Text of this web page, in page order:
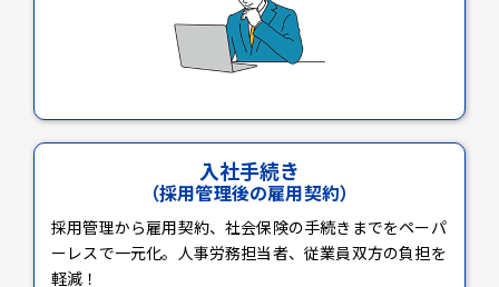
入社手続き
（採用管理後の雇用契約）
採用管理から雇用契約、社会保険の手続きまでをペーパ
ーレスで一元化。人事労務担当者、従業員双方の負担を
軽減！